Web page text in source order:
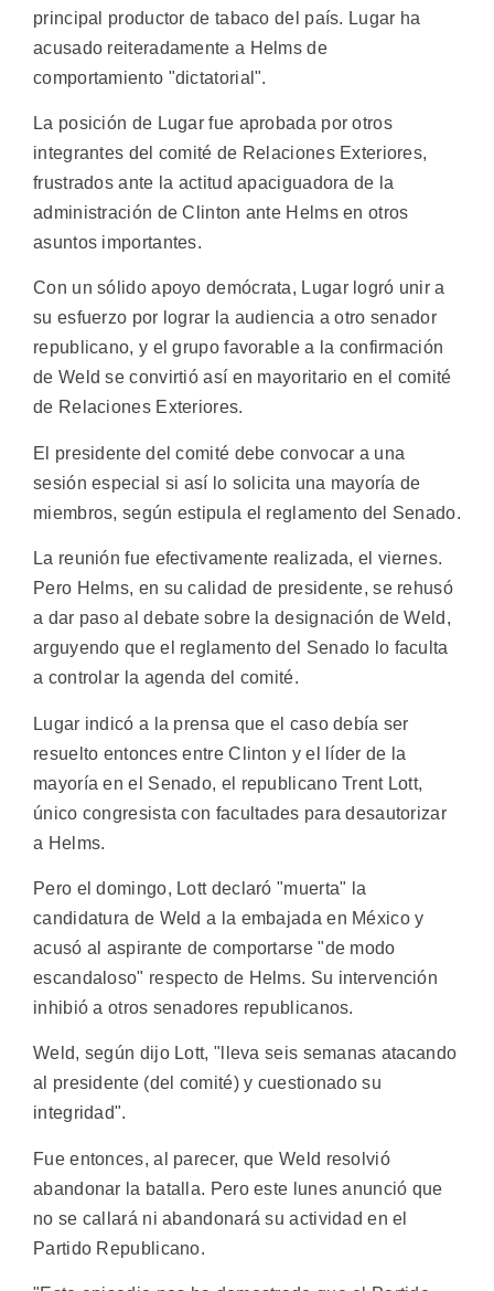
principal productor de tabaco del país. Lugar ha
acusado reiteradamente a Helms de
comportamiento "dictatorial".
La posición de Lugar fue aprobada por otros
integrantes del comité de Relaciones Exteriores,
frustrados ante la actitud apaciguadora de la
administración de Clinton ante Helms en otros
asuntos importantes.
Con un sólido apoyo demócrata, Lugar logró unir a
su esfuerzo por lograr la audiencia a otro senador
republicano, y el grupo favorable a la confirmación
de Weld se convirtió así en mayoritario en el comité
de Relaciones Exteriores.
El presidente del comité debe convocar a una
sesión especial si así lo solicita una mayoría de
miembros, según estipula el reglamento del Senado.
La reunión fue efectivamente realizada, el viernes.
Pero Helms, en su calidad de presidente, se rehusó
a dar paso al debate sobre la designación de Weld,
arguyendo que el reglamento del Senado lo faculta
a controlar la agenda del comité.
Lugar indicó a la prensa que el caso debía ser
resuelto entonces entre Clinton y el líder de la
mayoría en el Senado, el republicano Trent Lott,
único congresista con facultades para desautorizar
a Helms.
Pero el domingo, Lott declaró "muerta" la
candidatura de Weld a la embajada en México y
acusó al aspirante de comportarse "de modo
escandaloso" respecto de Helms. Su intervención
inhibió a otros senadores republicanos.
Weld, según dijo Lott, "lleva seis semanas atacando
al presidente (del comité) y cuestionado su
integridad".
Fue entonces, al parecer, que Weld resolvió
abandonar la batalla. Pero este lunes anunció que
no se callará ni abandonará su actividad en el
Partido Republicano.